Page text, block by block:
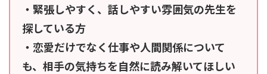
・緊張しやすく、話しやすい雰囲気の先生を
探している方
・恋愛だけでなく仕事や人間関係について
も、相手の気持ちを自然に読み解いてほしい